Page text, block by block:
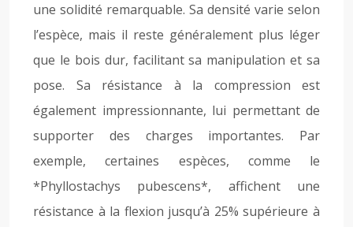
une solidité remarquable. Sa densité varie selon
l’espèce, mais il reste généralement plus léger
que le bois dur, facilitant sa manipulation et sa
pose. Sa résistance à la compression est
également impressionnante, lui permettant de
supporter des charges importantes. Par
exemple, certaines espèces, comme le
*Phyllostachys pubescens*, affichent une
résistance à la flexion jusqu’à 25% supérieure à